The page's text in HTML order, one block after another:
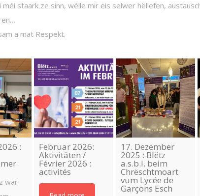
méi staark ze sinn, wëlle mir eis selwer hëllefen,
a mat Respekt.
:
war
Februar 2026:
Aktivitäten /
Février 2026 :
activités
17. Dezember
2025 : Blëtz
a.s.b.l. beim
Chrëschtmoart
vum Lycée de
Garçons Esch